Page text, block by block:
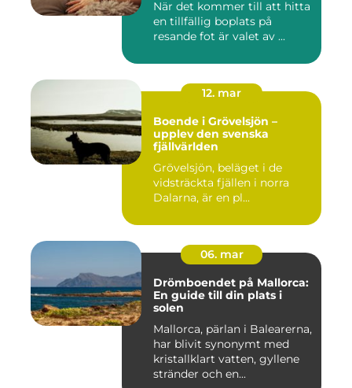
När det kommer till att hitta
en tillfällig boplats på
resande fot är valet av ...
12. mar
Boende i Grövelsjön –
upplev den svenska
fjällvärlden
Grövelsjön, beläget i de
vidsträckta fjällen i norra
Dalarna, är en pl...
06. mar
Drömboendet på Mallorca:
En guide till din plats i
solen
Mallorca, pärlan i Balearerna,
har blivit synonymt med
kristallklart vatten, gyllene
stränder och en...